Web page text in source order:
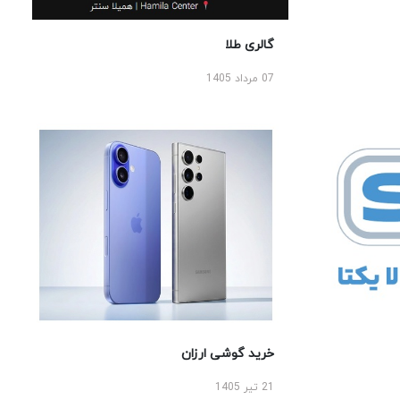
گالری طلا
07 مرداد 1405
خرید گوشی ارزان